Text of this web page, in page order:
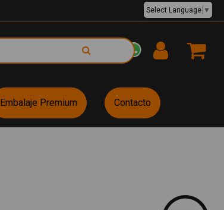
EUR €
Select Language ▼
Embalaje Premium Contacto